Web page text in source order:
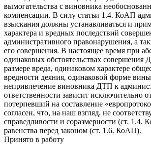
вымогательства с виновника
компенсации. В силу статьи 1.4. КоАП
взыскания должны устанавливаться и
характера и вредных последствий
административного правонарушения, а
его совершения. В настоящее время при
одинаковых обстоятельствах совершения
размере вреда, одинаковом характере
вредности деяния, одинаковой форме
непривлечение виновника ДТП к
ответственности зависит исключительно
потерпевший на составление
согласен, что, на наш взгляд, не
справедливости и соразмерности (ст.
равенства перед законом (ст. 1.6. КоАП).
Принято в работу